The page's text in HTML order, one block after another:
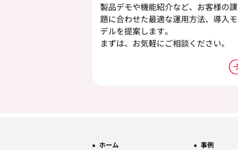
製品デモや機能紹介など、お客様の課
題に合わせた最適な運用方法、導入モ
デルを提案します。
まずは、お気軽にご相談ください。
ホーム
事例